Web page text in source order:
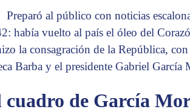
Preparó al público con noticias
había vuelto al país el óleo del
la consagración de la República,
Barba y el presidente Gabriel García
cuadro de García